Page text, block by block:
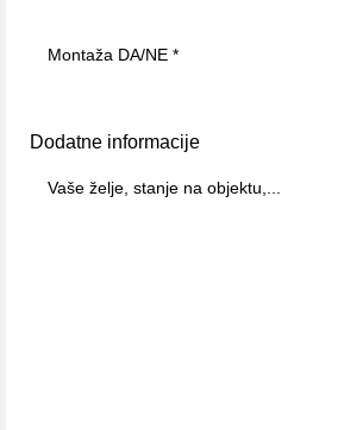
Dodatne informacije